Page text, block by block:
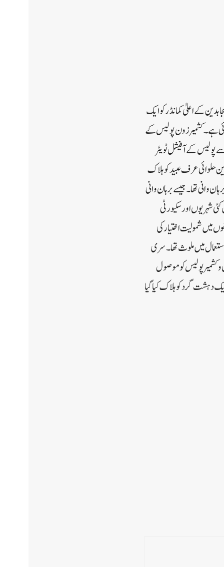
کے اعلیٰ کمانڈر کو ایک
ہے۔کشمیر زون پولیس کے
پولیس کے آفیشل ٹویٹر
حلوائی عرف عبید کو ہلاک
وانی تھا۔ جیسے برہان وانی
شہریوں اور سکیورٹی
الدین حلوائی نے سنہ 2011 میں جنگجوئوں کی صفوں میں شمولیت اختیار کی
میں ملوث تھا۔سری
کشمیر پولیس کو موصول
دہشت گرد کو ہلاک کیا گیا